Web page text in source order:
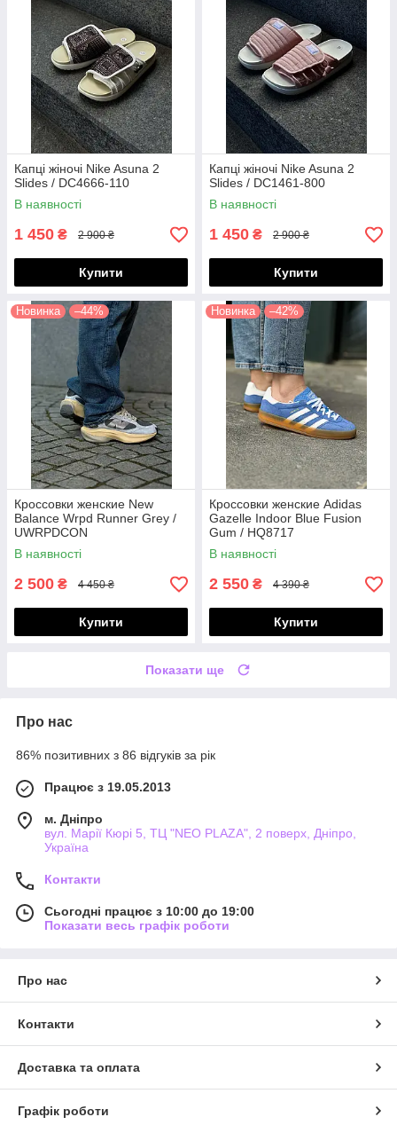
Капці жіночі Nike Asuna 2
Slides / DC4666-110
В наявності
1 450 ₴ 2 900 ₴
Купити
Капці жіночі Nike Asuna 2
Slides / DC1461-800
В наявності
1 450 ₴ 2 900 ₴
Купити
Новинка –44%
Кроссовки женские New
Balance Wrpd Runner Grey /
UWRPDCON
В наявності
2 500 ₴ 4 450 ₴
Купити
Новинка –42%
Кроссовки женские Adidas
Gazelle Indoor Blue Fusion
Gum / HQ8717
В наявності
2 550 ₴ 4 390 ₴
Купити
Показати ще
Про нас
86% позитивних з 86 відгуків за рік
Працює з 19.05.2013
м. Дніпро
вул. Марії Кюрі 5, ТЦ "NEO PLAZA", 2 поверх, Дніпро,
Україна
Контакти
Сьогодні працює з 10:00 до 19:00
Показати весь графік роботи
Про нас
Контакти
Доставка та оплата
Графік роботи